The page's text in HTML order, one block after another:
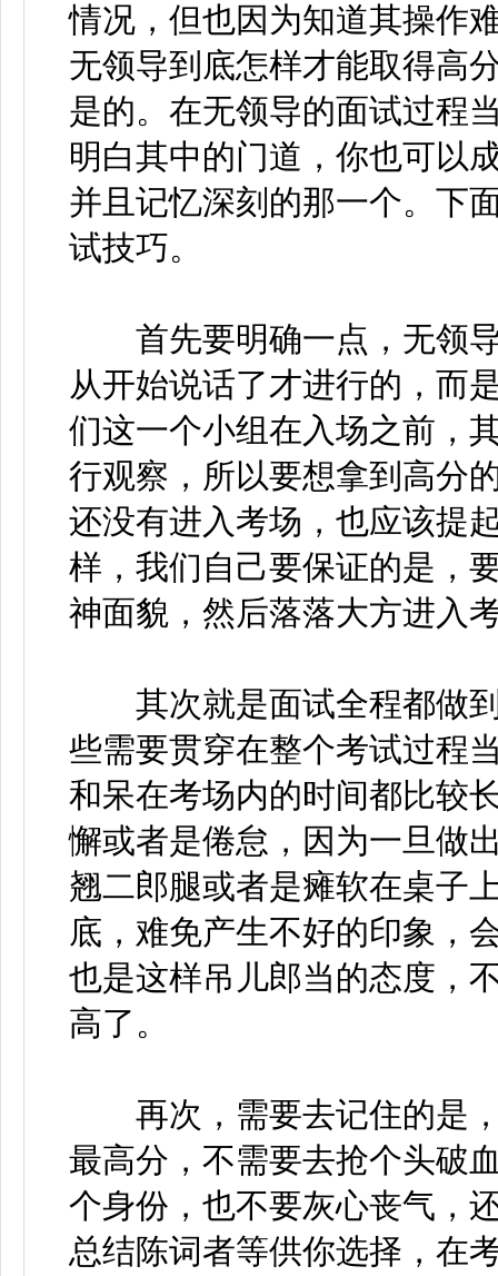
情况，但也因为知道其操作
无领导到底怎样才能取得高
是的。在无领导的面试过程
明白其中的门道，你也可以
并且记忆深刻的那一个。下
试技巧。
首先要明确一点，无领导
从开始说话了才进行的，而
们这一个小组在入场之前，
行观察，所以要想拿到高分
还没有进入考场，也应该提
样，我们自己要保证的是，
神面貌，然后落落大方进入
其次就是面试全程都做到
些需要贯穿在整个考试过程
和呆在考场内的时间都比较
懈或者是倦怠，因为一旦做
翘二郎腿或者是瘫软在桌子
底，难免产生不好的印象，
也是这样吊儿郎当的态度，
高了。
再次，需要去记住的是，
最高分，不需要去抢个头破
个身份，也不要灰心丧气，
总结陈词者等供你选择，在